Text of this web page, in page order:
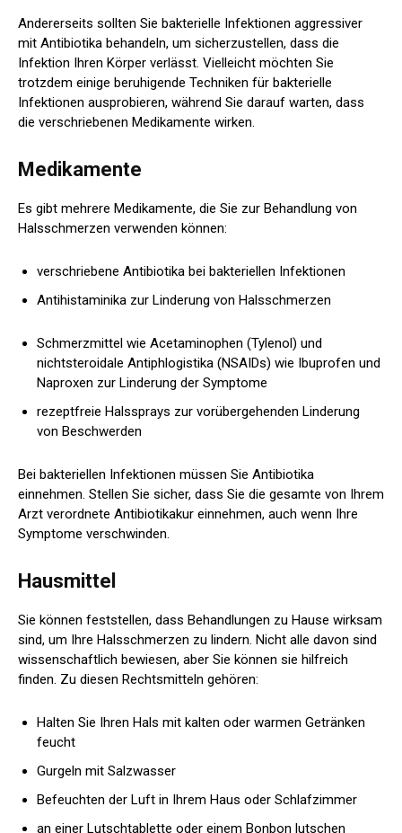
Andererseits sollten Sie bakterielle Infektionen aggressiver
mit Antibiotika behandeln, um sicherzustellen, dass die
Infektion Ihren Körper verlässt. Vielleicht möchten Sie
trotzdem einige beruhigende Techniken für bakterielle
Infektionen ausprobieren, während Sie darauf warten, dass
die verschriebenen Medikamente wirken.
Medikamente
Es gibt mehrere Medikamente, die Sie zur Behandlung von
Halsschmerzen verwenden können:
verschriebene Antibiotika bei bakteriellen Infektionen
Antihistaminika zur Linderung von Halsschmerzen
Schmerzmittel wie Acetaminophen (Tylenol) und
nichtsteroidale Antiphlogistika (NSAIDs) wie Ibuprofen und
Naproxen zur Linderung der Symptome
rezeptfreie Halssprays zur vorübergehenden Linderung
von Beschwerden
Bei bakteriellen Infektionen müssen Sie Antibiotika
einnehmen. Stellen Sie sicher, dass Sie die gesamte von Ihrem
Arzt verordnete Antibiotikakur einnehmen, auch wenn Ihre
Symptome verschwinden.
Hausmittel
Sie können feststellen, dass Behandlungen zu Hause wirksam
sind, um Ihre Halsschmerzen zu lindern. Nicht alle davon sind
wissenschaftlich bewiesen, aber Sie können sie hilfreich
finden. Zu diesen Rechtsmitteln gehören:
Halten Sie Ihren Hals mit kalten oder warmen Getränken
feucht
Gurgeln mit Salzwasser
Befeuchten der Luft in Ihrem Haus oder Schlafzimmer
an einer Lutschtablette oder einem Bonbon lutschen